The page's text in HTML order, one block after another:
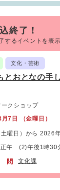
終了！
するイベントを表示
文化・芸術
とおとなの手
クショップ
7日 （金曜日）
曜日）から 2026
午 (2)午後1時30
文化課